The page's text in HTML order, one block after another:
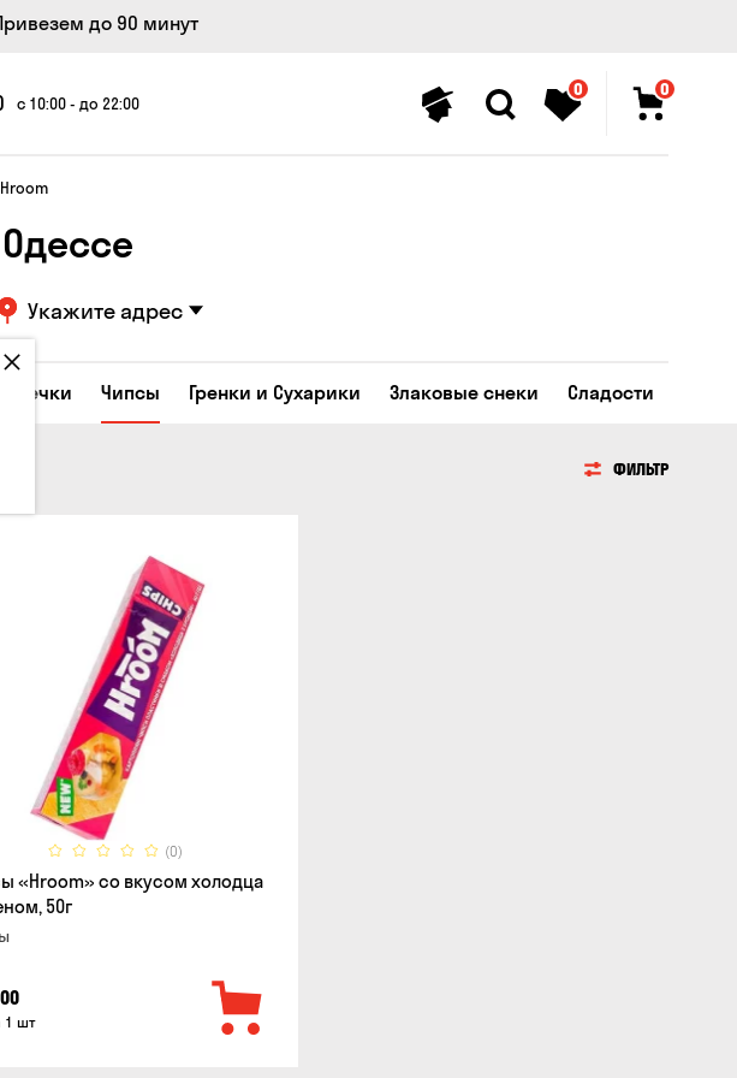
до 90 минут
с 10:00 - до 22:00
0 0
Hroom
Укажите адрес
Семечки Чипсы Гренки и Сухарики Злаковые снеки Сладости
ФИЛЬТР
(0)
«Hroom» со вкусом холодца
50г
1 шт